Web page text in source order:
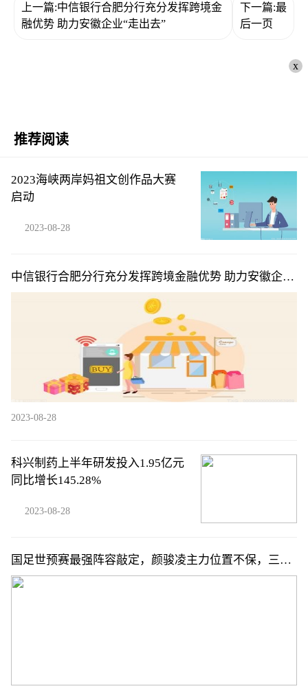
上一篇:中信银行合肥分行充分发挥跨境金
融优势 助力安徽企业“走出去”
下一篇:最
后一页
x
推荐阅读
2023海峡两岸妈祖文创作品大赛
启动
2023-08-28
中信银行合肥分行充分发挥跨境金融优势 助力安徽企业
“走出去”
2023-08-28
科兴制药上半年研发投入1.95亿元
同比增长145.28%
2023-08-28
国足世预赛最强阵容敲定，颜骏凌主力位置不保，三位
归化球员发挥关键作用